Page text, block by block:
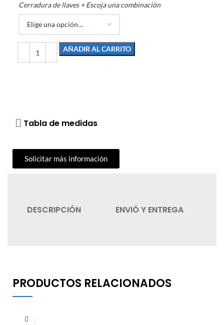
Cerradura de llaves + Escoja una combinación
AÑADIR AL CARRITO
Tabla de medidas
Solicitar más información
DESCRIPCIÓN ENVIÓ Y ENTREGA
PRODUCTOS RELACIONADOS